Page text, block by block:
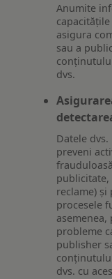
Anumite
asigura
sau a
dvs.
Datele
preveni
reclame) și
procesele
probleme
publisher
dvs. cu